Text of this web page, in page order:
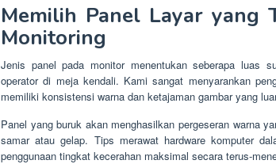
Memilih Panel Layar yang
Monitoring
Jenis panel pada monitor menentukan seberapa luas
operator di meja kendali. Kami sangat menyarankan
memiliki konsistensi warna dan ketajaman gambar yang
Panel yang buruk akan menghasilkan pergeseran warna
samar atau gelap. Tips merawat hardware komputer
penggunaan tingkat kecerahan maksimal secara terus-